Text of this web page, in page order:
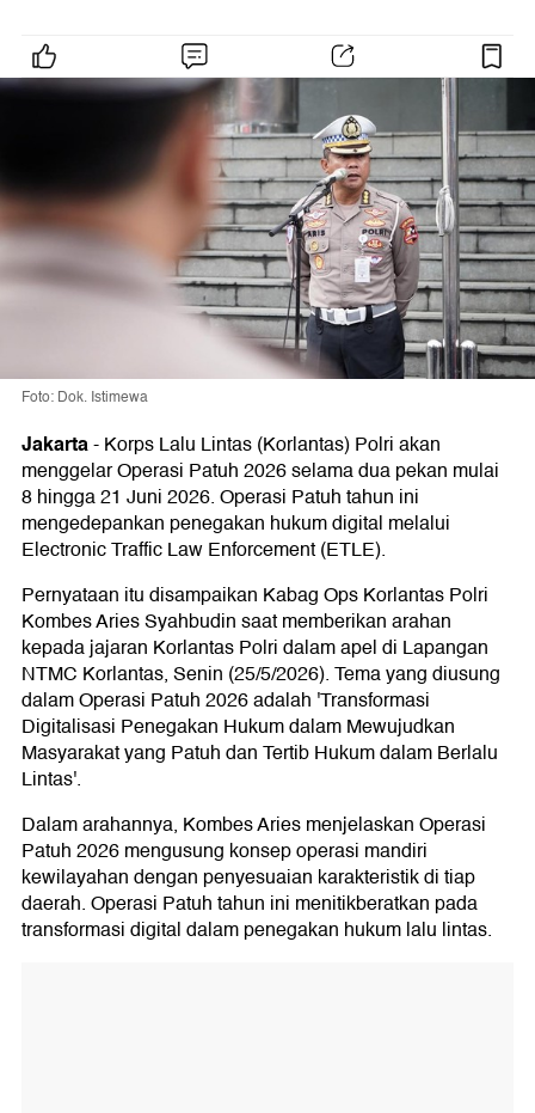
Foto: Dok. Istimewa
Jakarta-Korps Lalu Lintas (Korlantas) Polri akan
menggelar Operasi Patuh 2026 selama dua pekan mulai
8 hingga 21 Juni 2026. Operasi Patuh tahun ini
mengedepankan penegakan hukum digital melalui
Electronic Traffic Law Enforcement (ETLE).
Pernyataan itu disampaikan Kabag Ops Korlantas Polri
Kombes Aries Syahbudin saat memberikan arahan
kepada jajaran Korlantas Polri dalam apel di Lapangan
NTMC Korlantas, Senin (25/5/2026). Tema yang diusung
dalam Operasi Patuh 2026 adalah 'Transformasi
Digitalisasi Penegakan Hukum dalam Mewujudkan
Masyarakat yang Patuh dan Tertib Hukum dalam Berlalu
Lintas'.
Dalam arahannya, Kombes Aries menjelaskan Operasi
Patuh 2026 mengusung konsep operasi mandiri
kewilayahan dengan penyesuaian karakteristik di tiap
daerah. Operasi Patuh tahun ini menitikberatkan pada
transformasi digital dalam penegakan hukum lalu lintas.